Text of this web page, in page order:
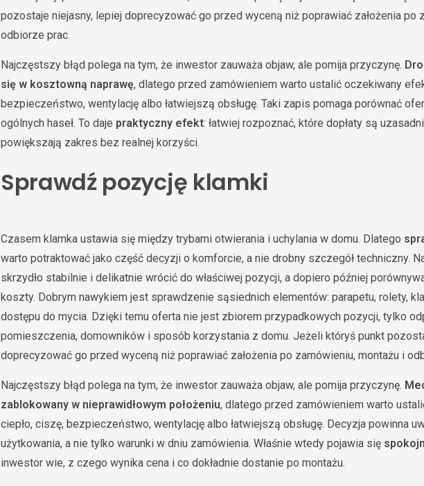
pozostaje niejasny, lepiej doprecyzować go przed wyceną niż poprawiać założenia po
odbiorze prac.
Najczęstszy błąd polega na tym, że inwestor zauważa objaw, ale pomija przyczynę.
się w kosztowną naprawę, dlatego przed zamówieniem warto ustalić oczekiwany
bezpieczeństwo, wentylację albo łatwiejszą obsługę. Taki zapis pomaga porównać
ogólnych haseł. To daje praktyczny efekt: łatwiej rozpoznać, które dopłaty są
powiększają zakres bez realnej korzyści.
Sprawdź pozycję klamki
Czasem klamka ustawia się między trybami otwierania i uchylania w domu. Dlatego
warto potraktować jako część decyzji o komforcie, a nie drobny szczegół techniczny.
skrzydło stabilnie i delikatnie wrócić do właściwej pozycji, a dopiero później
koszty. Dobrym nawykiem jest sprawdzenie sąsiednich elementów: parapetu, rolety,
dostępu do mycia. Dzięki temu oferta nie jest zbiorem przypadkowych pozycji, tylko
pomieszczenia, domowników i sposób korzystania z domu. Jeżeli któryś punkt
doprecyzować go przed wyceną niż poprawiać założenia po zamówieniu, montażu i
Najczęstszy błąd polega na tym, że inwestor zauważa objaw, ale pomija przyczynę.
zablokowany w nieprawidłowym położeniu, dlatego przed zamówieniem warto
ciepło, ciszę, bezpieczeństwo, wentylację albo łatwiejszą obsługę. Decyzja powinna
użytkowania, a nie tylko warunki w dniu zamówienia. Właśnie wtedy pojawia się
inwestor wie, z czego wynika cena i co dokładnie dostanie po montażu.